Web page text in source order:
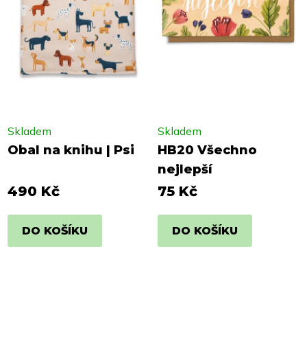
Obal na knihu | Psi
Skladem
490 Kč
DO KOŠÍKU
HB20 Všechno
nejlepší
Skladem
75 Kč
DO KOŠÍKU